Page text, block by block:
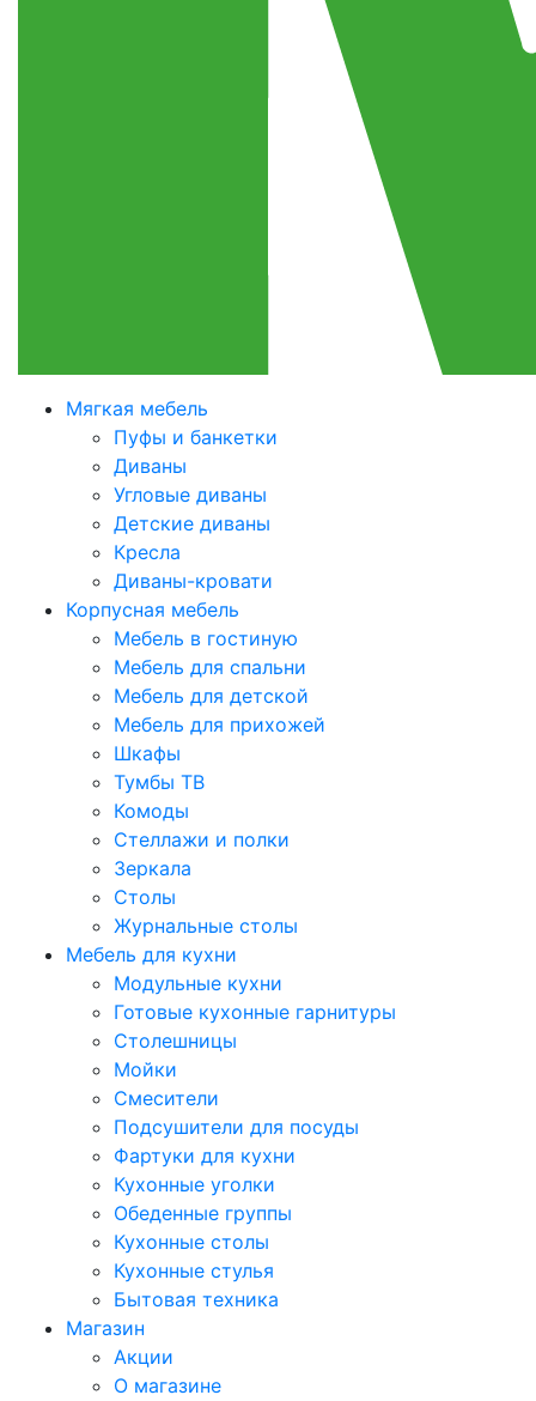
Мягкая мебель
Пуфы и банкетки
Диваны
Угловые диваны
Детские диваны
Кресла
Диваны-кровати
Корпусная мебель
Мебель в гостиную
Мебель для спальни
Мебель для детской
Мебель для прихожей
Шкафы
Тумбы ТВ
Комоды
Стеллажи и полки
Зеркала
Столы
Журнальные столы
Мебель для кухни
Модульные кухни
Готовые кухонные гарнитуры
Столешницы
Мойки
Смесители
Подсушители для посуды
Фартуки для кухни
Кухонные уголки
Обеденные группы
Кухонные столы
Кухонные стулья
Бытовая техника
Магазин
Акции
О магазине